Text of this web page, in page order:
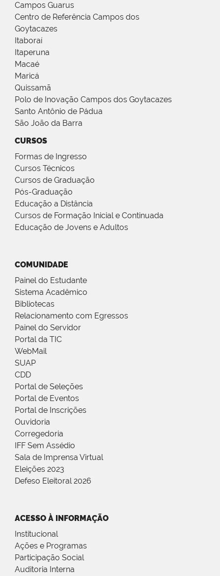
Campos Guarus
Centro de Referência Campos dos
Goytacazes
Itaboraí
Itaperuna
Macaé
Maricá
Quissamã
Polo de Inovação Campos dos Goytacazes
Santo Antônio de Pádua
São João da Barra
CURSOS
Formas de Ingresso
Cursos Técnicos
Cursos de Graduação
Pós-Graduação
Educação a Distância
Cursos de Formação Inicial e Continuada
Educação de Jovens e Adultos
COMUNIDADE
Painel do Estudante
Sistema Acadêmico
Bibliotecas
Relacionamento com Egressos
Painel do Servidor
Portal da TIC
WebMail
SUAP
CDD
Portal de Seleções
Portal de Eventos
Portal de Inscrições
Ouvidoria
Corregedoria
IFF Sem Assédio
Sala de Imprensa Virtual
Eleições 2023
Defeso Eleitoral 2026
ACESSO À INFORMAÇÃO
Institucional
Ações e Programas
Participação Social
Auditoria Interna